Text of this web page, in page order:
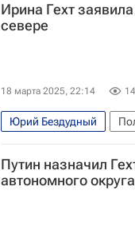
Ирина Гехт
севере
18 марта 2025, 22:14
Юрий Бездудный
Владимир Путин
Путин назначил
автономного округа